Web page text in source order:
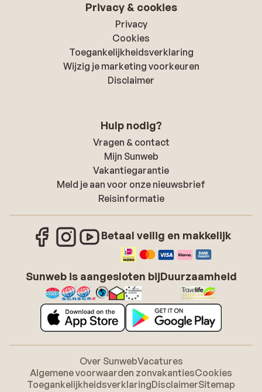
Privacy & cookies
Privacy
Cookies
Toegankelijkheidsverklaring
Wijzig je marketing voorkeuren
Disclaimer
Hulp nodig?
Vragen & contact
Mijn Sunweb
Vakantiegarantie
Meld je aan voor onze nieuwsbrief
Reisinformatie
Betaal veilig en makkelijk
Sunweb is aangesloten bijDuurzaamheid
Over SunwebVacatures
Algemene voorwaarden zonvakantiesCookies
ToegankelijkheidsverklaringDisclaimerSitemap